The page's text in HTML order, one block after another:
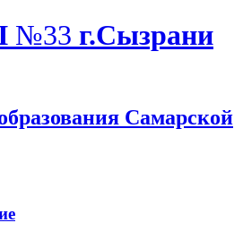
№33 г.Сызрани
Самарской